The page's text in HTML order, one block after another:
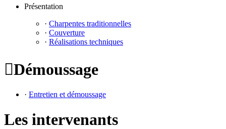
Présentation
· Charpentes traditionnelles
· Couverture
· Réalisations techniques
Démoussage
· Entretien et démoussage
Les intervenants